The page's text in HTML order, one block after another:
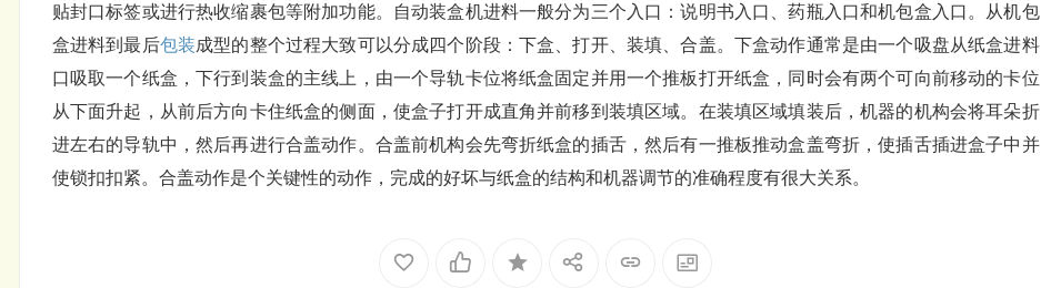
贴封口标签或进行热收缩裹包等附加功能。自动装盒机进料一般分为三个入口：说明书入口、药瓶入口和机包盒入口。从机包
盒进料到最后包装成型的整个过程大致可以分成四个阶段：下盒、打开、装填、合盖。下盒动作通常是由一个吸盘从纸盒进料
口吸取一个纸盒，下行到装盒的主线上，由一个导轨卡位将纸盒固定并用一个推板打开纸盒，同时会有两个可向前移动的卡位
从下面升起，从前后方向卡住纸盒的侧面，使盒子打开成直角并前移到装填区域。在装填区域填装后，机器的机构会将耳朵折
进左右的导轨中，然后再进行合盖动作。合盖前机构会先弯折纸盒的插舌，然后有一推板推动盒盖弯折，使插舌插进盒子中并
使锁扣扣紧。合盖动作是个关键性的动作，完成的好坏与纸盒的结构和机器调节的准确程度有很大关系。